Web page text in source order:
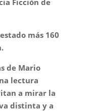
Ficción de
más 160
de Mario
lectura
a mirar la
distinta y a